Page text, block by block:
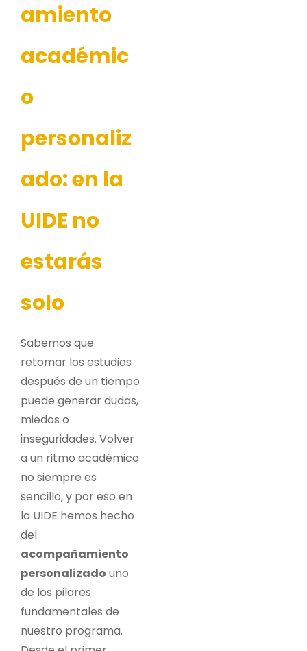
amiento
académic
o
personaliz
ado: en la
UIDE no
estarás
solo
Sabemos que
retomar los estudios
después de un tiempo
puede generar dudas,
miedos o
inseguridades. Volver
a un ritmo académico
no siempre es
sencillo, y por eso en
la UIDE hemos hecho
del
acompañamiento
personalizado uno
de los pilares
fundamentales de
nuestro programa.